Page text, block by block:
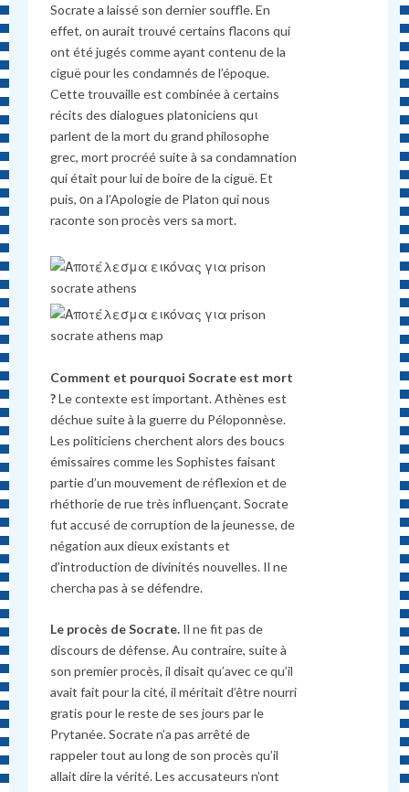
Socrate a laissé son dernier souffle. En
effet, on aurait trouvé certains flacons qui
ont été jugés comme ayant contenu de la
ciguë pour les condamnés de l’époque.
Cette trouvaille est combinée à certains
récits des dialogues platoniciens quι
parlent de la mort du grand philosophe
grec, mort procréé suite à sa condamnation
qui était pour lui de boire de la ciguë. Et
puis, οn a l’Apologie de Platon qui nous
raconte son procès vers sa mort.
Comment et pourquoi Socrate est mort
?Le contexte est important. Athènes est
déchue suite à la guerre du Péloponnèse.
Les politiciens cherchent alors des boucs
émissaires comme les Sophistes faisant
partie d’un mouvement de réflexion et de
rhéthorie de rue très influençant. Socrate
fut accusé de corruption de la jeunesse, de
négation aux dieux existants et
d’introduction de divinités nouvelles. Il ne
chercha pas à se défendre.
Le procès de Socrate. Il ne fit pas de
discours de défense. Au contraire, suite à
son premier procès, il disait qu’avec ce qu’il
avait fait pour la cité, il méritait d’être nourri
gratis pour le reste de ses jours par le
Prytanée. Socrate n’a pas arrêté de
rappeler tout au long de son procès qu’il
allait dire la vérité. Les accusateurs n’ont